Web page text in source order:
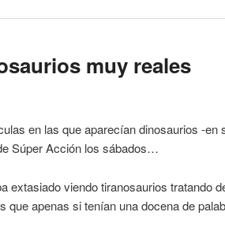
muy reales
en las que aparecían dinosaurios -en
Súper Acción los sábados…
extasiado viendo tiranosaurios tratando
que apenas si tenían una docena de